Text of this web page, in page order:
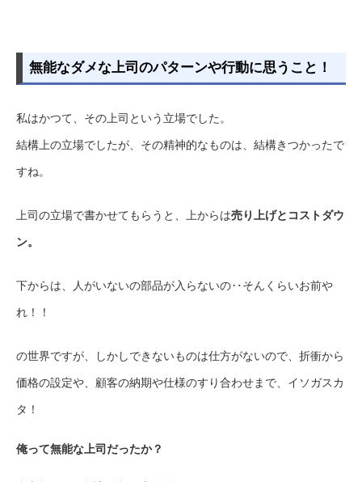
無能なダメな上司のパターンや行動に思うこと！
私はかつて、その上司という立場でした。
結構上の立場でしたが、その精神的なものは、結構きつかったで
すね。
上司の立場で書かせてもらうと、上からは売り上げとコストダウ
ン。
下からは、人がいないの部品が入らないの‥そんくらいお前や
れ！！
の世界ですが、しかしできないものは仕方がないので、折衝から
価格の設定や、顧客の納期や仕様のすり合わせまで、イソガスカ
タ！
俺って無能な上司だったか？